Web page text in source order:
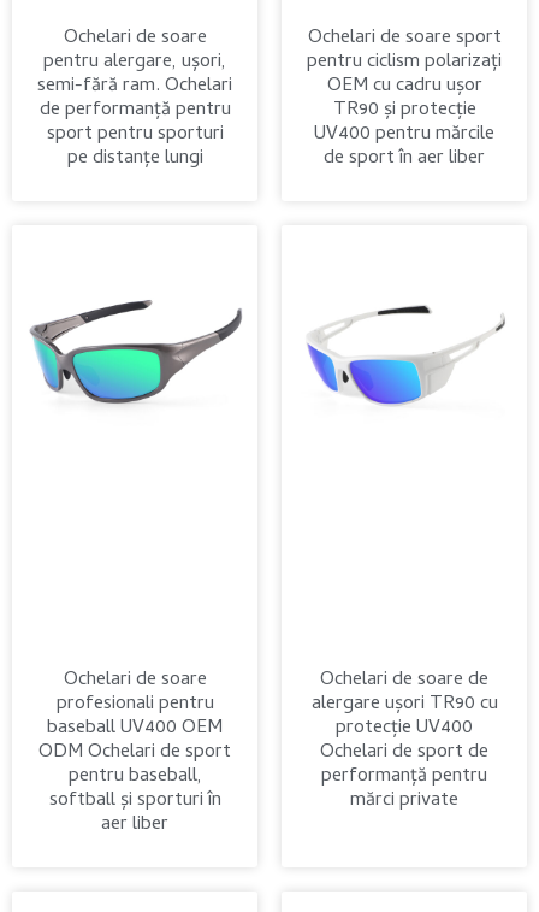
Ochelari de soare
pentru alergare, ușori,
semi-fără ram. Ochelari
de performanță pentru
sport pentru sporturi
pe distanțe lungi
Ochelari de soare sport
pentru ciclism polarizați
OEM cu cadru ușor
TR90 și protecție
UV400 pentru mărcile
de sport în aer liber
Ochelari de soare
profesionali pentru
baseball UV400 OEM
ODM Ochelari de sport
pentru baseball,
softball și sporturi în
aer liber
Ochelari de soare de
alergare ușori TR90 cu
protecție UV400
Ochelari de sport de
performanță pentru
mărci private